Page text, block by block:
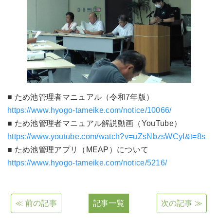
■ ため池管理者マニュアル（令和7年版）
https://www.hyogo-tameike.com/notice/10066/
■ ため池管理者マニュアル解説動画（YouTube）
https://www.youtube.com/watch?v=uZsNbzsWCyI&t=8s
■ ため池管理アプリ（MEAP）について
https://www.hyogo-tameike.com/notice/5216/
≪ 前の記事 記事一覧 次の記事 ≫